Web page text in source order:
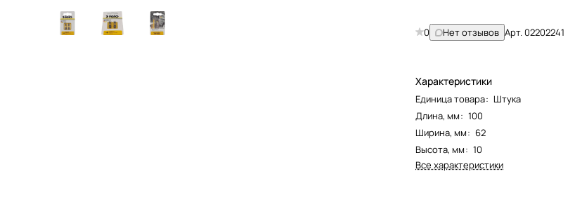
0 Нет отзывов Арт.02202241
Характеристики
Единица товара: Штука
Длина, мм: 100
Ширина, мм: 62
Высота, мм: 10
Все характеристики